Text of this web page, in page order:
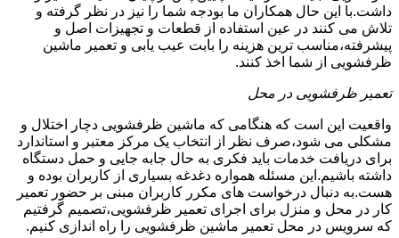
داشت.با این حال همکاران ما بودجه شما را نیز در نظر گرفته و
تلاش می کنند در عین استفاده از قطعات و تجهیزات اصل و
پیشرفته،مناسب ترین هزینه را بابت عیب یابی و تعمیر ماشین
ظرفشویی از شما اخذ کنند.
تعمیر ظرفشویی در محل
واقعیت این است که هنگامی که ماشین ظرفشویی دچار اختلال و
مشکلی می شود،صرف نظر از انتخاب یک مرکز معتبر و استاندارد
برای دریافت خدمات باید فکری به حال جابه جایی و حمل دستگاه
داشته باشیم.این مسئله همواره دغدغه بسیاری از کاربران بوده و
هست.به دنبال درخواست های مکرر کاربران مبنی بر حضور تعمیر
کار در محل و منزل برای اجرای تعمیر ظرفشویی،تصمیم گرفتیم
که سرویس در محل تعمیر ماشین ظرفشویی را راه اندازی کنیم.